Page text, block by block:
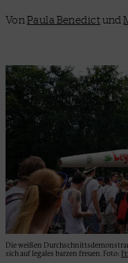
Von Paula Benedict und
Die weißen
sich auf legales barzen freuen. Foto: